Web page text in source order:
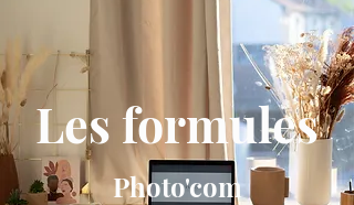
Les formules
Photo'com